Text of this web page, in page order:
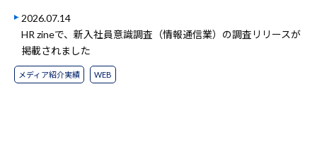
2026.07.14
HR zineで、新入社員意識調査（情報通信業）の調査リリースが
掲載されました
メディア紹介実績 WEB